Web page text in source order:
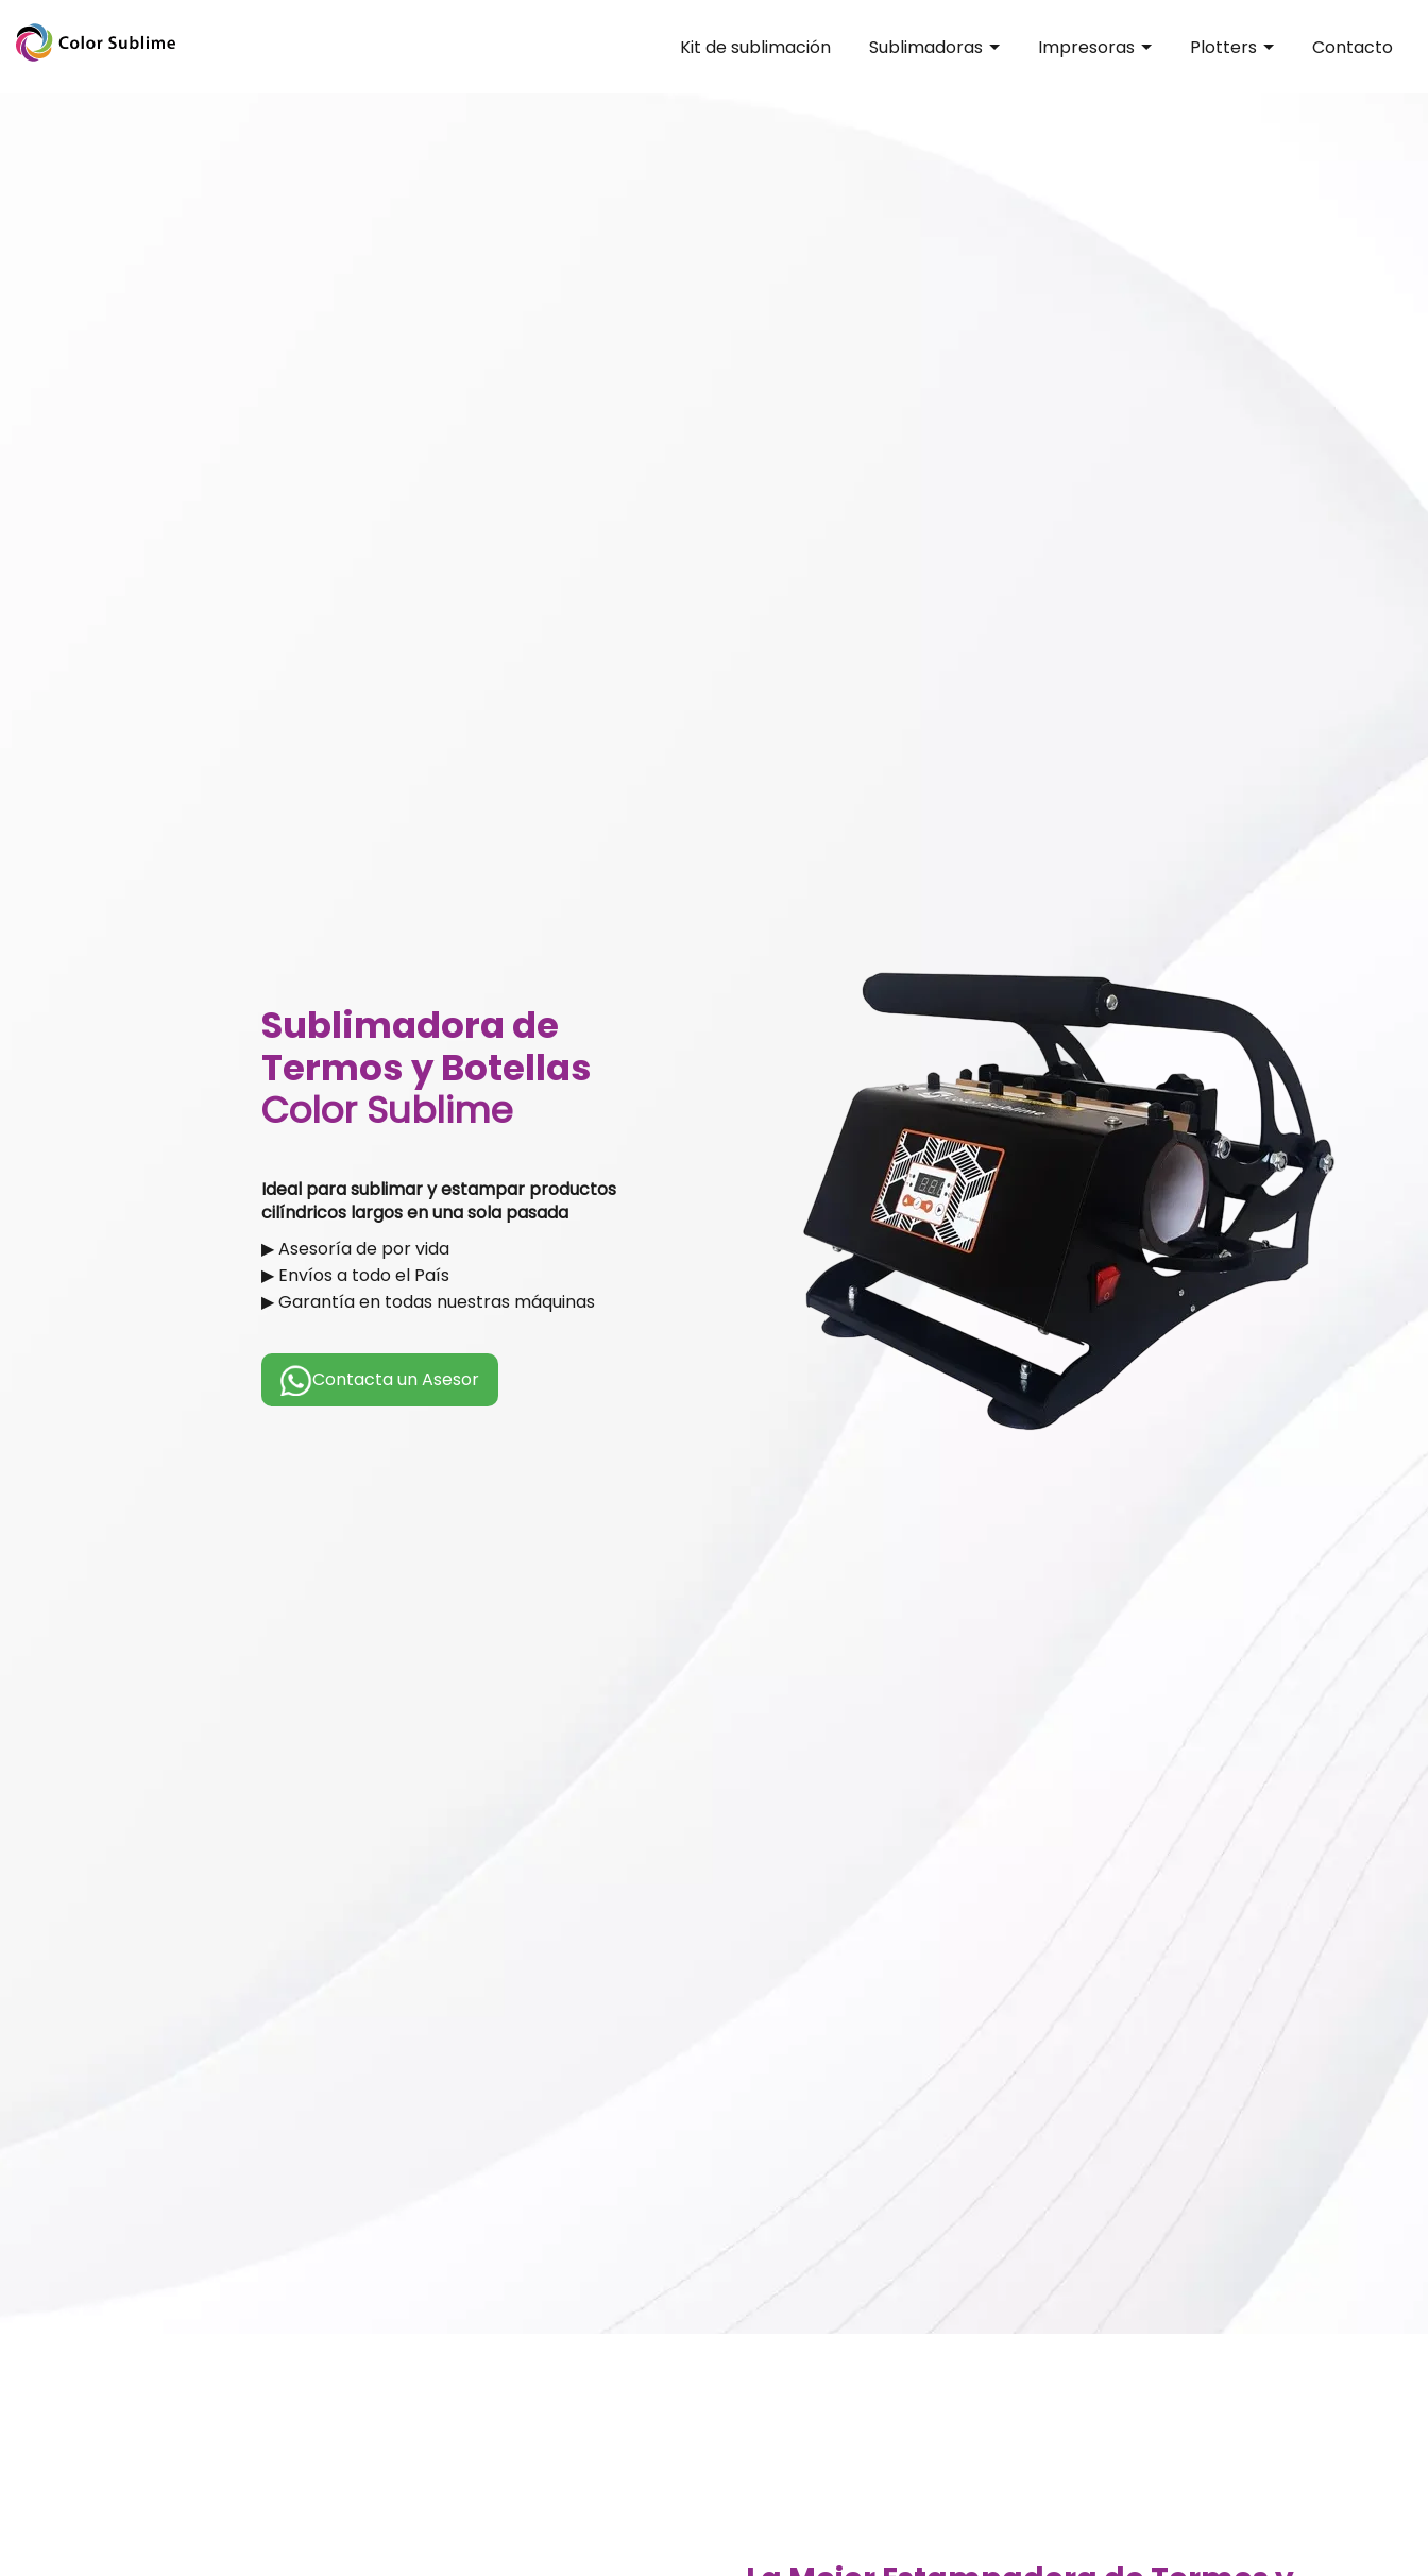
Kit de sublimación Sublimadoras Impresoras Plotters Contacto
Sublimadora de
Termos y Botellas
Color Sublime
Ideal para sublimar y estampar productos
cilíndricos largos en una sola pasada
▶ Asesoría de por vida
▶ Envíos a todo el País
▶ Garantía en todas nuestras máquinas
Contacta un Asesor